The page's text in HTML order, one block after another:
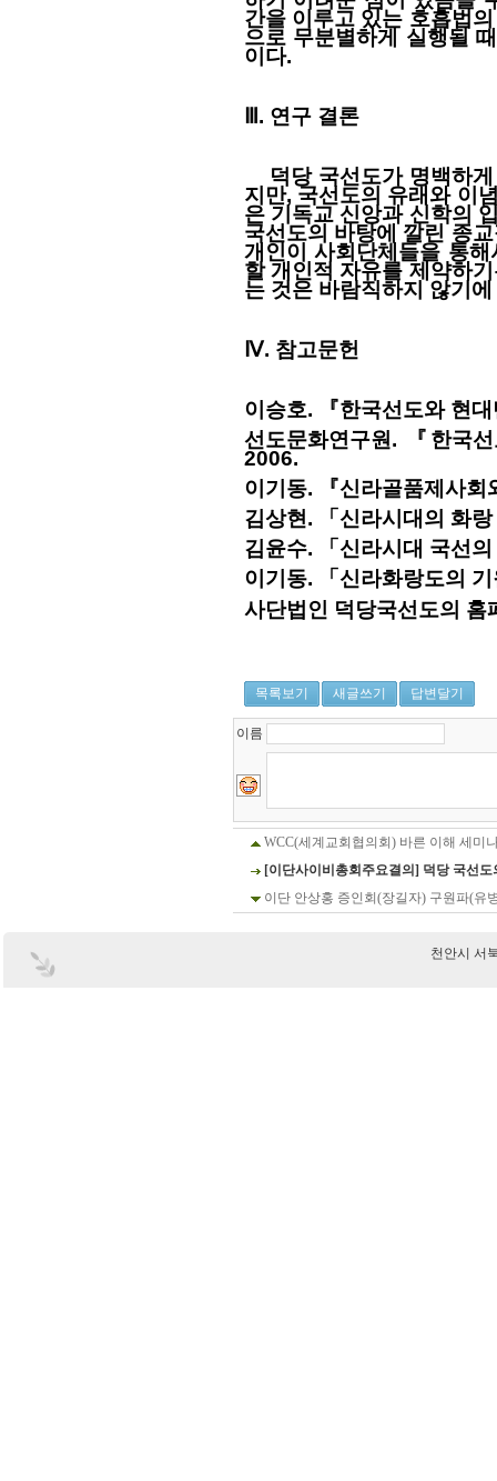
간을 이루고 있는 호흡법
으로 무분별하게 실행될
이다.
Ⅲ. 연구 결론
덕당 국선도가 명백하게
지만, 국선도의 유래와 이
은 기독교 신앙과 신학의
국선도의 바탕에 깔린 종
개인이 사회단체들을 통
할 개인적 자유를 제약하
는 것은 바람직하지 않기
Ⅳ. 참고문헌
이승호. 『한국선도와 현
선도문화연구원. 『한국
2006.
이기동. 『신라골품제사
김상현. 「신라시대의 화
김윤수. 「신라시대 국선
이기동. 「신라화랑도의
사단법인 덕당국선도의 홈
목록보기 새글쓰기 답변달기
이름
WCC(세계교회협의회) 바른 이해 세미
[이단사이비총회주요결의] 덕당 국선
이단 안상홍 증인회(장길자) 구원파(유
천안시 서